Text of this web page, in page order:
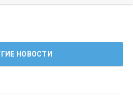
НОВОСТИ